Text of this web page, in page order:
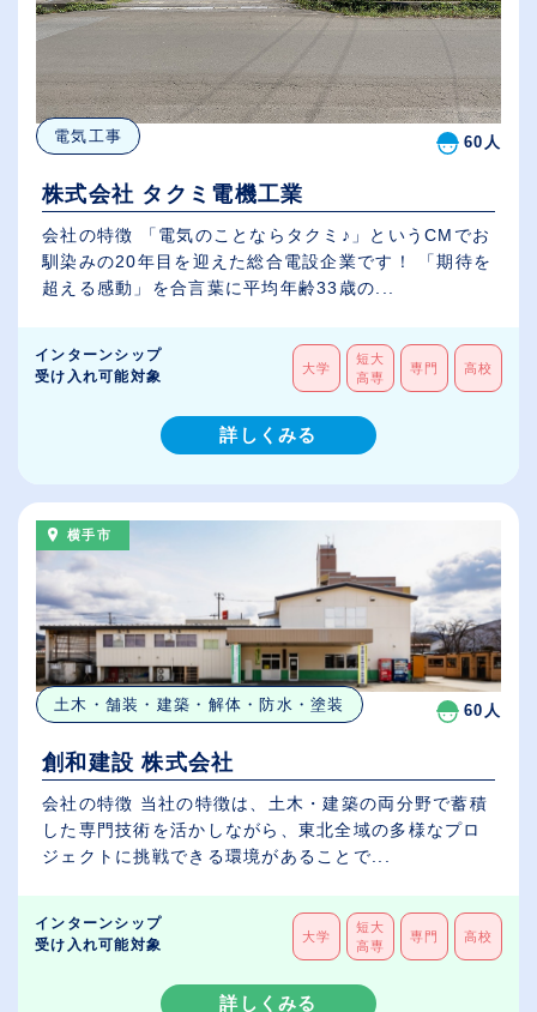
電気工事 60人
株式会社 タクミ電機工業
会社の特徴 「電気のことならタクミ♪」というCMでお
馴染みの20年目を迎えた総合電設企業です！ 「期待を
超える感動」を合言葉に平均年齢33歳の...
インターンシップ
受け入れ可能対象
大学
短大
高専
専門 高校
詳しくみる
横手市
土木・舗装・建築・解体・防水・塗装 60人
創和建設 株式会社
会社の特徴 当社の特徴は、土木・建築の両分野で蓄積
した専門技術を活かしながら、東北全域の多様なプロ
ジェクトに挑戦できる環境があることで...
インターンシップ
受け入れ可能対象
大学
短大
高専
専門 高校
詳しくみる